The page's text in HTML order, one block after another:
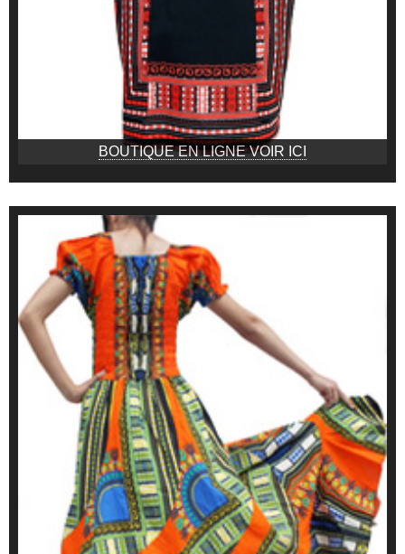
BOUTIQUE EN LIGNE VOIR ICI